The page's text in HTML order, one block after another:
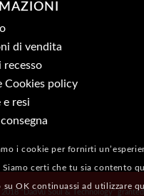
di vendita
recesso
Cookies policy
e resi
“DadVu Soul & Technology”
i cookie per fornirti
Siamo certi che tu sia contento
su OK continuassi ad utilizzare